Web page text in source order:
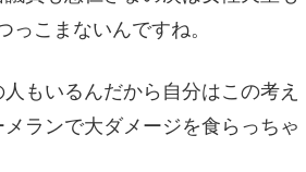
こまないんですね。
もいるんだから自分はこの考え
ランで大ダメージを食らっちゃ